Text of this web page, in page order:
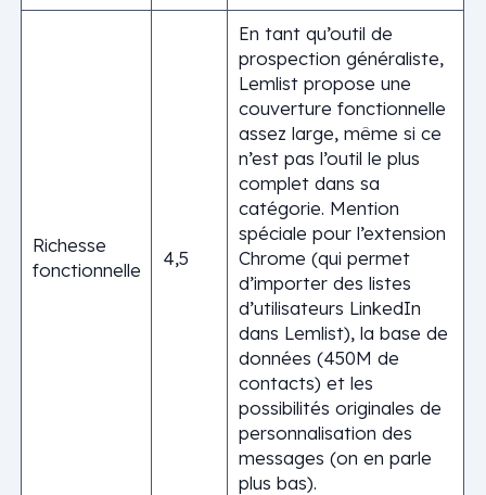
Richesse
fonctionnelle
4,5
En tant qu’outil de
prospection généraliste,
Lemlist propose une
couverture fonctionnelle
assez large, même si ce
n’est pas l’outil le plus
complet dans sa
catégorie. Mention
spéciale pour l’extension
Chrome (qui permet
d’importer des listes
d’utilisateurs LinkedIn
dans Lemlist), la base de
données (450M de
contacts) et les
possibilités originales de
personnalisation des
messages (on en parle
plus bas).